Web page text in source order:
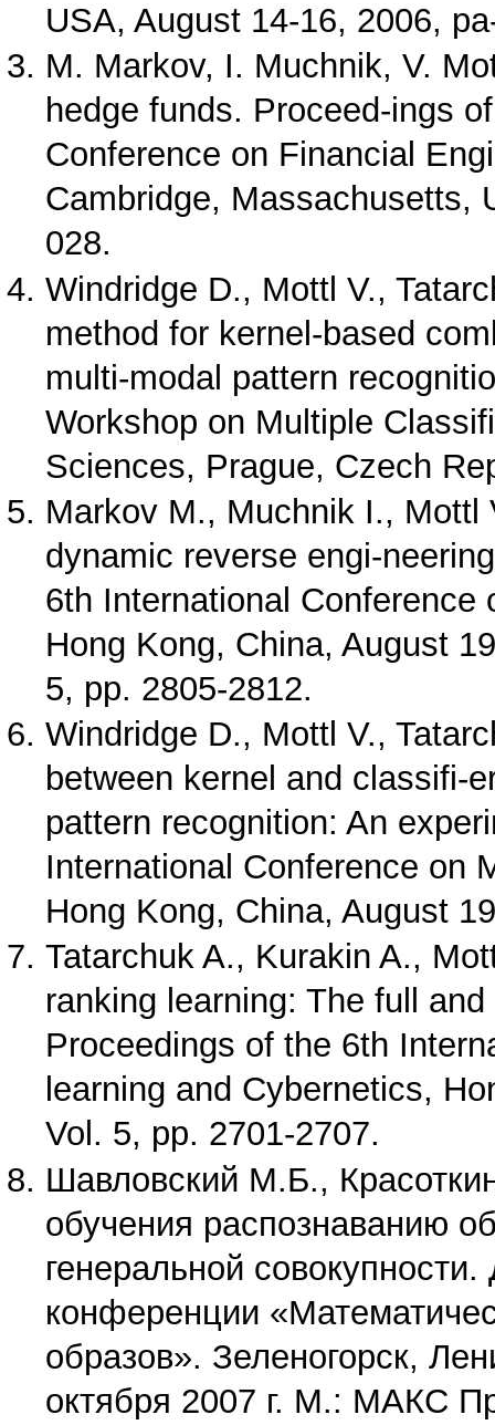
USA, August 14-16, 2006,
M. Markov, I. Muchnik, V.
hedge funds. Proceed-ings
Conference on Financial
Cambridge, Massachusetts,
028.
Windridge D., Mottl V.,
method for kernel-based
multi-modal pattern
Workshop on Multiple
Sciences, Prague, Czech
Markov M., Muchnik I., Mottl
dynamic reverse engi-
6th International Conference
Hong Kong, China, August
5, pp. 2805-2812.
Windridge D., Mottl V.,
between kernel and classifi-
pattern recognition: An
International Conference on
Hong Kong, China, August
Tatarchuk A., Kurakin A.,
ranking learning: The full
Proceedings of the 6th
learning and Cybernetics,
Vol. 5, pp. 2701-2707.
Шавловский М.Б.,
обучения распознаванию
генеральной
конференции
образов». Зеленогорск,
октября 2007 г. М.: МАКС